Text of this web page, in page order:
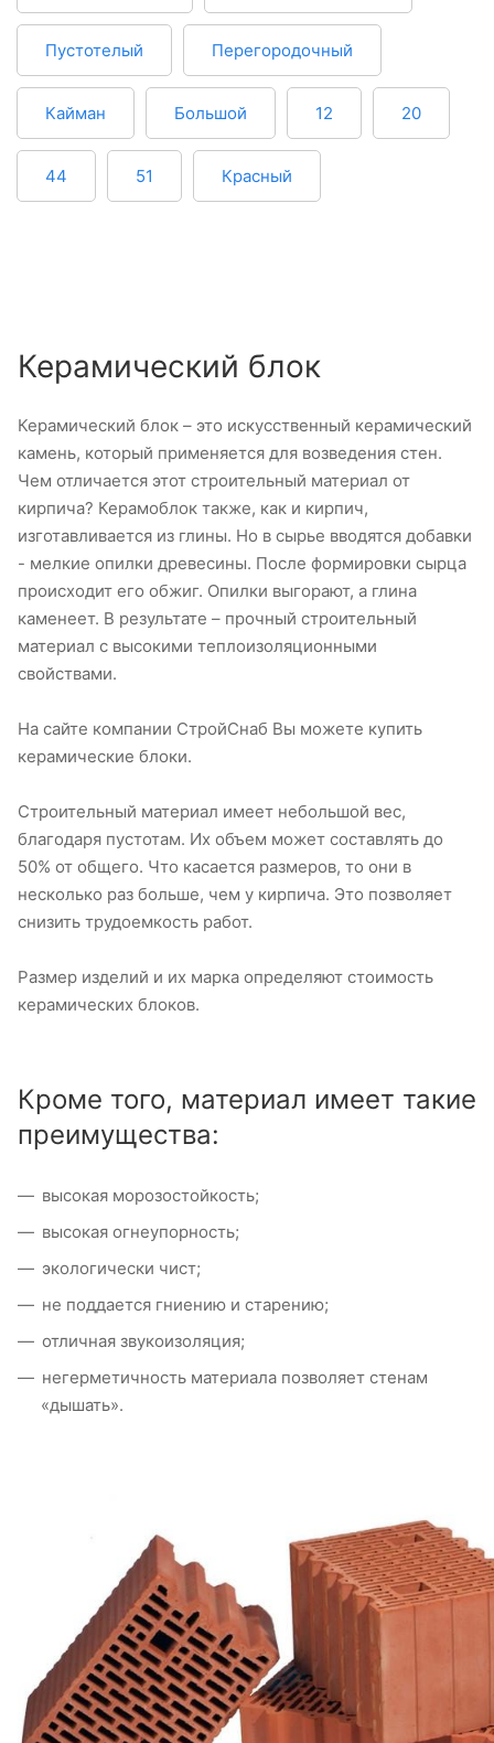
Пустотелый Перегородочный
Кайман Большой 12 20
44 51 Красный
Керамический блок
Керамический блок – это искусственный керамический
камень, который применяется для возведения стен.
Чем отличается этот строительный материал от
кирпича? Керамоблок также, как и кирпич,
изготавливается из глины. Но в сырье вводятся добавки
- мелкие опилки древесины. После формировки сырца
происходит его обжиг. Опилки выгорают, а глина
каменеет. В результате – прочный строительный
материал с высокими теплоизоляционными
свойствами.
На сайте компании СтройСнаб Вы можете купить
керамические блоки.
Строительный материал имеет небольшой вес,
благодаря пустотам. Их объем может составлять до
50% от общего. Что касается размеров, то они в
несколько раз больше, чем у кирпича. Это позволяет
снизить трудоемкость работ.
Размер изделий и их марка определяют стоимость
керамических блоков.
Кроме того, материал имеет такие
преимущества:
высокая морозостойкость;
высокая огнеупорность;
экологически чист;
не поддается гниению и старению;
отличная звукоизоляция;
негерметичность материала позволяет стенам
«дышать».